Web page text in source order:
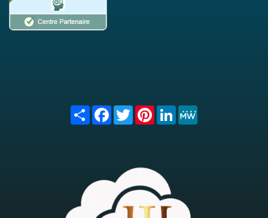
Share FacebookTwitterPinterest
LinkedIn